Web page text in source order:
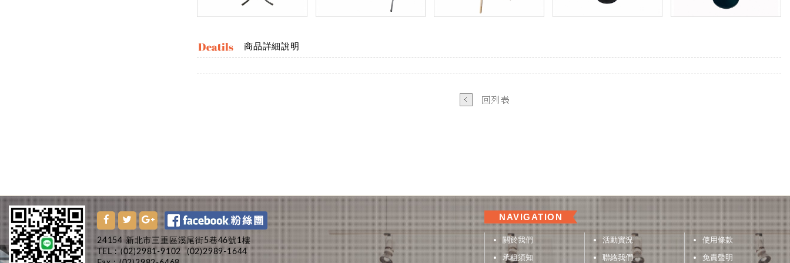
商品詳細說明
Facebook 粉絲團
24154 新北市三重區溪尾街5巷46號1樓
TEL : (02)2981-9102(02)2989-1644
NAVIGATION
關於我們
承租須知
活動實況
聯絡我們
使用條款
免責聲明